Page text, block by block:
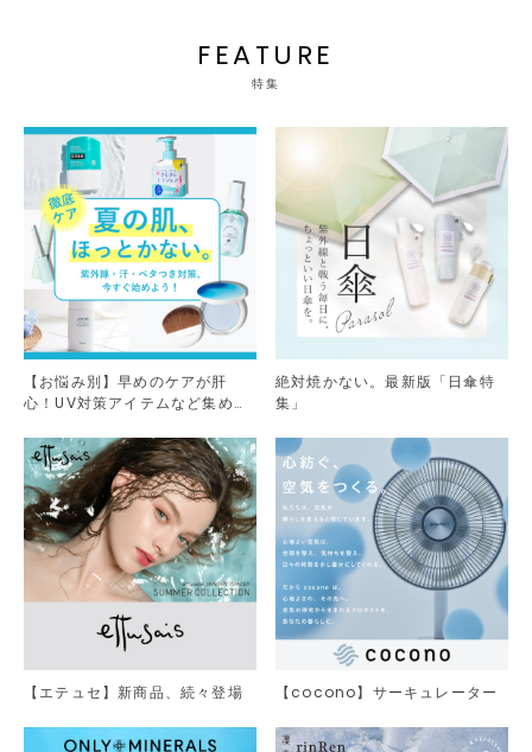
FEATURE
特集
【お悩み別】早めのケアが肝
心！UV対策アイテムなど集めま
絶対焼かない。最新版「日傘特
集」
【エテュセ】新商品、続々登場 【cocono】サーキュレーター